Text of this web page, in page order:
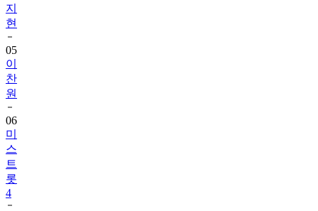
지
현
05
이
찬
원
06
미
스
트
롯
4